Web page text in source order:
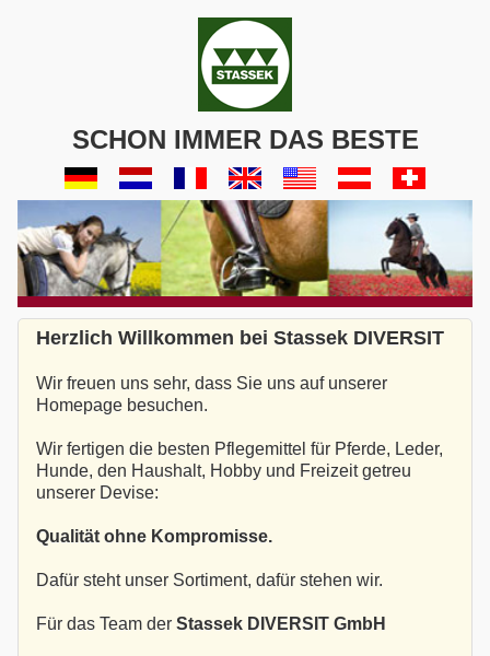
SCHON IMMER DAS BESTE
Herzlich Willkommen bei Stassek DIVERSIT
Wir freuen uns sehr, dass Sie uns auf unserer
Homepage besuchen.
Wir fertigen die besten Pflegemittel für Pferde, Leder,
Hunde, den Haushalt, Hobby und Freizeit getreu
unserer Devise:
Qualität ohne Kompromisse.
Dafür steht unser Sortiment, dafür stehen wir.
Für das Team der Stassek DIVERSIT GmbH